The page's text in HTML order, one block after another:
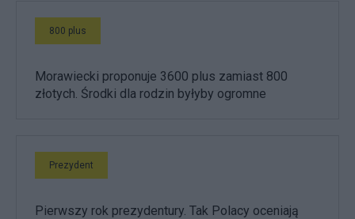
800 plus
Morawiecki proponuje 3600 plus zamiast 800
złotych. Środki dla rodzin byłyby ogromne
Prezydent
Pierwszy rok prezydentury. Tak Polacy oceniają